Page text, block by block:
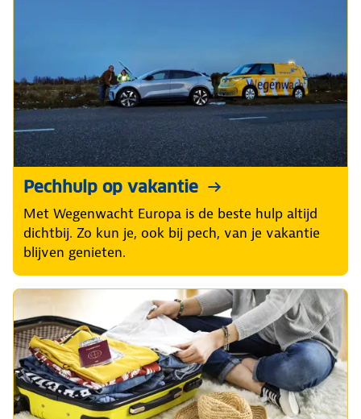
Pechhulp op vakantie
Met Wegenwacht Europa is de beste hulp altijd
dichtbij. Zo kun je, ook bij pech, van je vakantie
blijven genieten.